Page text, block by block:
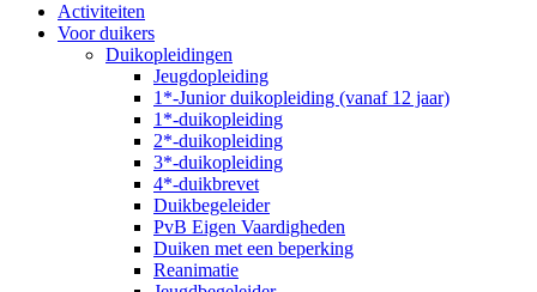
Activiteiten
Voor duikers
Duikopleidingen
Jeugdopleiding
1*-Junior duikopleiding (vanaf 12 jaar)
1*-duikopleiding
2*-duikopleiding
3*-duikopleiding
4*-duikbrevet
Duikbegeleider
PvB Eigen Vaardigheden
Duiken met een beperking
Reanimatie